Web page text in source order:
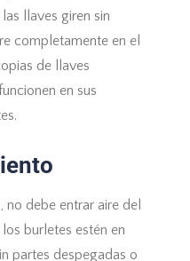
llaves giren sin
completamente en el
de llaves
en sus
no debe entrar aire del
burletes estén en
partes despegadas o